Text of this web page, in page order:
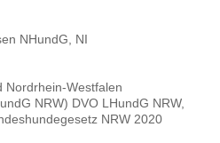
NHundG, NI
Nordrhein-Westfalen
NRW) DVO LHundG NRW,
NRW 2020